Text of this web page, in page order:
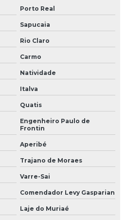
unificadas
licença de operação
aterro sanitário
atividades rurais
Porto Real
Sapucaia
Rio Claro
Carmo
Natividade
Italva
Quatis
Engenheiro Paulo de
Frontin
Aperibé
Trajano de Moraes
Varre-Sai
Comendador Levy Gasparian
Laje do Muriaé